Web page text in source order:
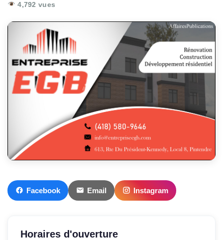
4,792 vues
Facebook Email Instagram
Horaires d'ouverture